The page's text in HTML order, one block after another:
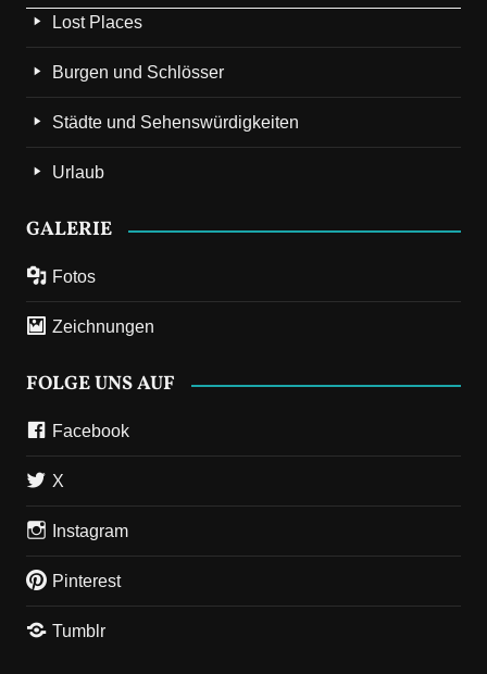
Lost Places
Burgen und Schlösser
Städte und Sehenswürdigkeiten
Urlaub
GALERIE
Fotos
Zeichnungen
FOLGE UNS AUF
Facebook
X
Instagram
Pinterest
Tumblr